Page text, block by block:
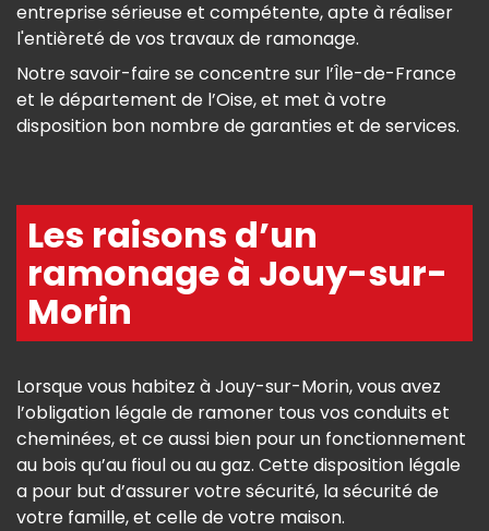
entreprise sérieuse et compétente, apte à réaliser
l'entièreté de vos travaux de ramonage.
Notre savoir-faire se concentre sur l’Île-de-France
et le département de l’Oise, et met à votre
disposition bon nombre de garanties et de services.
Les raisons d’un
ramonage à Jouy-sur-
Morin
Lorsque vous habitez à Jouy-sur-Morin, vous avez
l’obligation légale de ramoner tous vos conduits et
cheminées, et ce aussi bien pour un fonctionnement
au bois qu’au fioul ou au gaz. Cette disposition légale
a pour but d’assurer votre sécurité, la sécurité de
votre famille, et celle de votre maison.